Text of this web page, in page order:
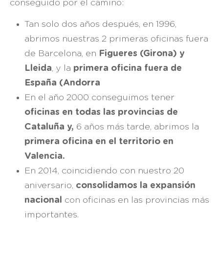
conseguido por el camino:
Tan solo dos años después, en 1996,
abrimos nuestras 2 primeras oficinas fuera
de Barcelona, en Figueres (Girona) y
Lleida, y la primera oficina fuera de
España (Andorra
En el año 2000 conseguimos tener
oficinas en todas las provincias de
Cataluña y, 6 años más tarde, abrimos la
primera oficina en el territorio en
Valencia.
En 2014, coincidiendo con nuestro 20
aniversario, consolidamos la expansión
nacional con oficinas en las provincias más
importantes.